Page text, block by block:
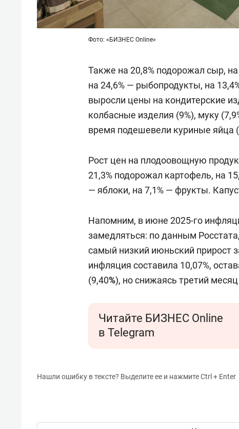
Фото: «БИЗНЕС Online»
Также на 20,8% подорожал сыр,
на 24,6% — рыбопродукты, на
выросли цены на кондитерские
колбасные изделия (9%), муку
время подешевели куриные яйца
Рост цен на плодоовощную
21,3% подорожал картофель, на
— яблоки, на 7,1% — фрукты.
Напомним, в июне 2025-го
замедляться: по данным
самый низкий июньский прирост
инфляция составила 10,07%,
(9,40%), но снижаясь третий
Читайте БИЗНЕС Online
в Telegram
Нашли ошибку в тексте? Выделите ее и нажмите Ctrl + Enter